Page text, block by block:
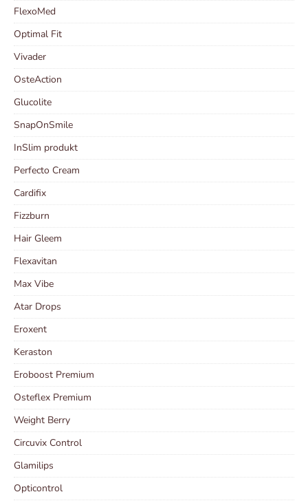
FlexoMed
Optimal Fit
Vivader
OsteAction
Glucolite
SnapOnSmile
InSlim produkt
Perfecto Cream
Cardifix
Fizzburn
Hair Gleem
Flexavitan
Max Vibe
Atar Drops
Eroxent
Keraston
Eroboost Premium
Osteflex Premium
Weight Berry
Circuvix Control
Glamilips
Opticontrol